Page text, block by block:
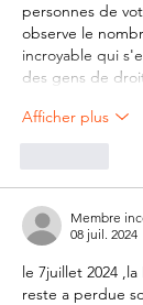
personnes de
observe le
incroyable qui
des gens de
Afficher plus
Membre
08 juil. 2024
le 7juillet 2024
reste a perdue